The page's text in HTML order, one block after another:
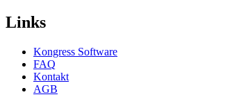
Links
Kongress Software
FAQ
Kontakt
AGB